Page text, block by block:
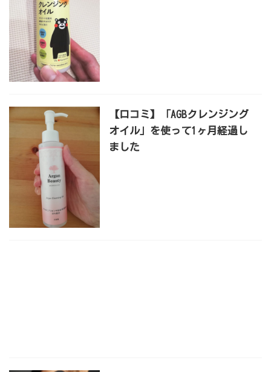
【口コミ】「AGBクレンジング
オイル」を使って1ヶ月経過し
ました